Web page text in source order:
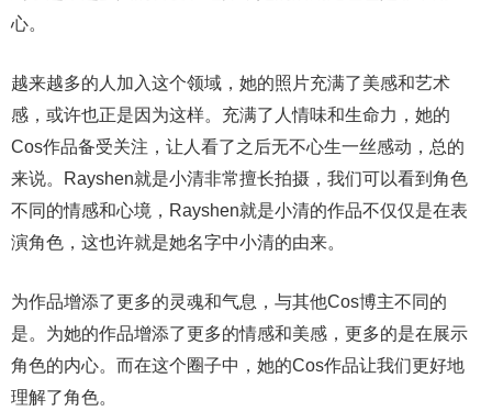
心。
越来越多的人加入这个领域，她的照片充满了美感和艺术
感，或许也正是因为这样。充满了人情味和生命力，她的
Cos作品备受关注，让人看了之后无不心生一丝感动，总的
来说。Rayshen就是小清非常擅长拍摄，我们可以看到角色
不同的情感和心境，Rayshen就是小清的作品不仅仅是在表
演角色，这也许就是她名字中小清的由来。
为作品增添了更多的灵魂和气息，与其他Cos博主不同的
是。为她的作品增添了更多的情感和美感，更多的是在展示
角色的内心。而在这个圈子中，她的Cos作品让我们更好地
理解了角色。